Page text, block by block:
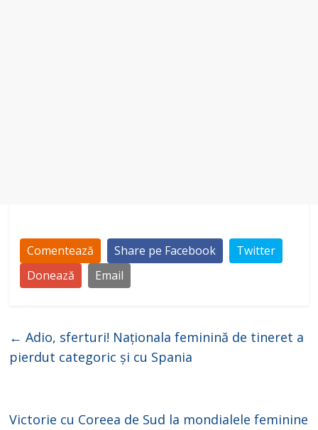
Comentează Share pe Facebook
Twitter
Donează
Email
← Adio, sferturi! Naționala feminină de tineret a
pierdut categoric și cu Spania
Victorie cu Coreea de Sud la mondialele feminine